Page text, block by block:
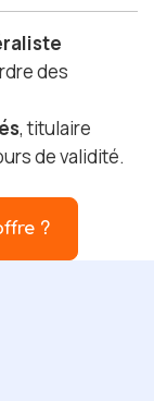
des
, titulaire
de validité.
?